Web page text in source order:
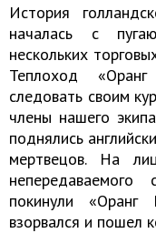
История
началась с
нескольких
Теплоход
следовать своим
члены нашего
поднялись
мертвецов. На
покинули «Оранг
взорвался и пошел